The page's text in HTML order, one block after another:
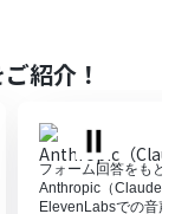
特定の件名のメー
Claude）の「テキ
信したメール本文を
紹介！
フォーム回答をもとに
Anthropic（Claude）
ElevenLabsでの音声